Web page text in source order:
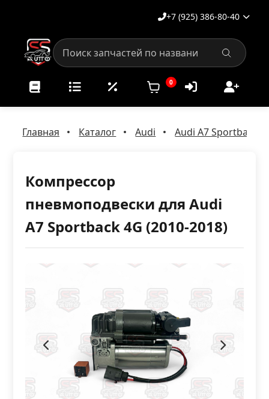
+7 (925) 386-80-40
0
Главная Каталог Audi Audi A7 Sportback
Компрессор
пневмоподвески для Audi
A7 Sportback 4G (2010-2018)